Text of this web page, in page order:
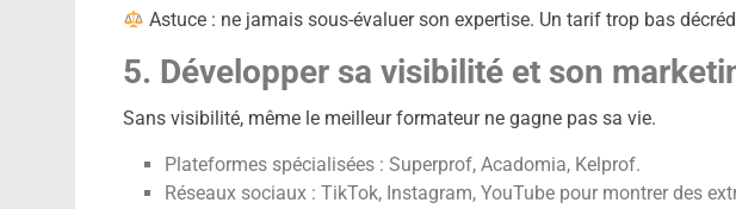
Astuce : ne jamais sous-évaluer son expertise. Un tarif trop bas
5. Développer sa visibilité et son
Sans visibilité, même le meilleur formateur ne gagne pas sa vie.
Plateformes spécialisées : Superprof, Acadomia, Kelprof.
Réseaux sociaux : TikTok, Instagram, YouTube pour montrer des